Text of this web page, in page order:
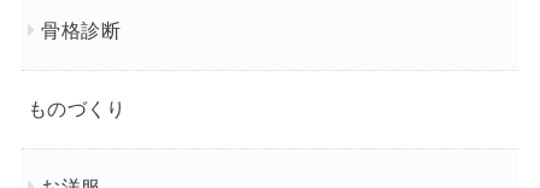
骨格診断
ものづくり